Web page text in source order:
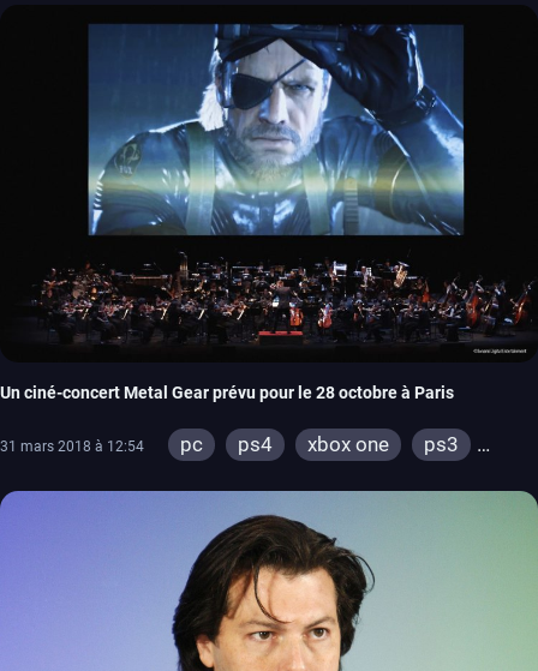
Un ciné-concert Metal Gear prévu pour le 28 octobre à Paris
31 mars 2018 à 12:54 pc ps4 xbox one
ps3
playstation 2